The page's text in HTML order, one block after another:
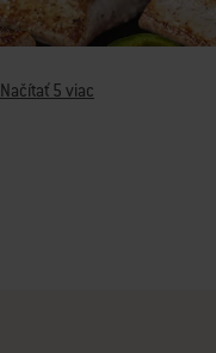
Načítať 5 viac